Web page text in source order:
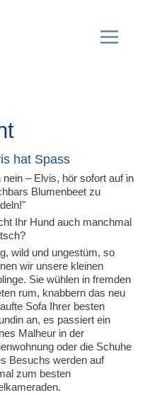
hat Spass
nein – Elvis, hör sofort auf in
Blumenbeet zu
Ihr Hund auch manchmal
wild und ungestüm, so
wir unsere kleinen
Sie wühlen in fremden
rum, knabbern das neu
Sofa Ihrer besten
an, es passiert ein
Malheur in der
oder die Schuhe
Besuchs werden auf
zum besten